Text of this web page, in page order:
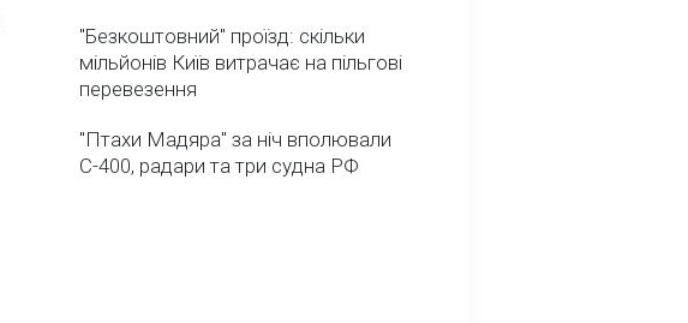
"Безкоштовний" проїзд: скільки
мільйонів Київ витрачає на пільгові
перевезення
"Птахи Мадяра" за ніч вполювали
С-400, радари та три судна РФ